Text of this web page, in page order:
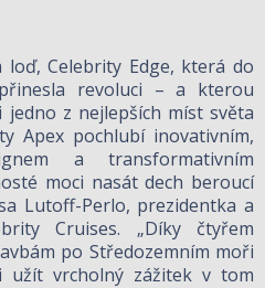
loď, Celebrity Edge, která do
revoluci – a kterou
jedno z nejlepších míst světa
Apex pochlubí inovativním,
a transformativním
moci nasát dech beroucí
Lutoff-Perlo, prezidentka a
Cruises. „Díky čtyřem
po Středozemním moři
vrcholný zážitek v tom